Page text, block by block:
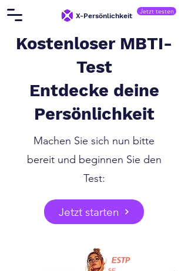
X-Persönlichkeit
Jetzt testen
Kostenloser MBTI-
Test
Entdecke deine
Persönlichkeit
Machen Sie sich nun bitte
bereit und beginnen Sie den
Test:
Jetzt starten